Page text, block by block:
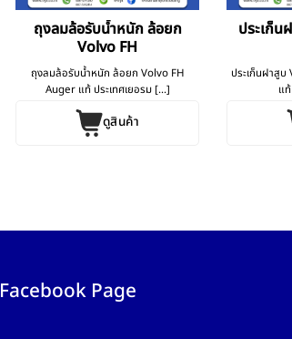
ถุงลมล้อรับน้ำหนัก ล้อยก
Volvo FH
ถุงลมล้อรับน้ำหนัก ล้อยก Volvo FH
Auger แท้ ประเทศเยอรม [...]
ดูสินค้า
ประเก็น
ประเก็นฝาสู
แ
Facebook Page